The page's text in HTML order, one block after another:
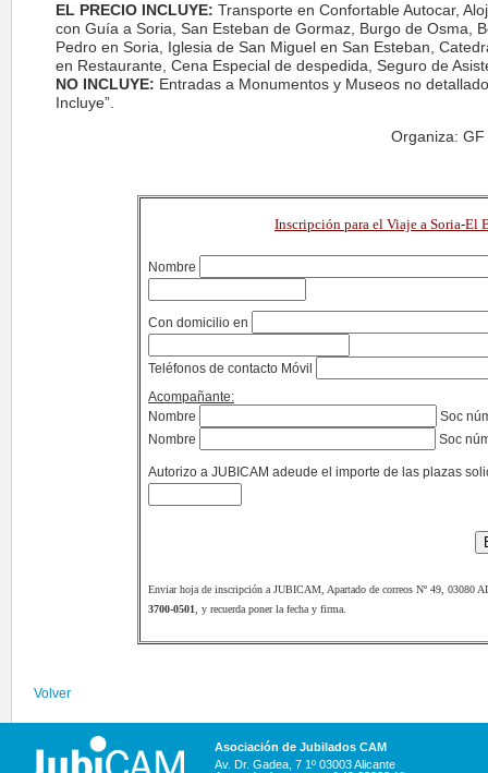
EL PRECIO INCLUYE: Transporte en Confortable Autocar,
con Guía a Soria, San Esteban de Gormaz, Burgo de Osma,
Pedro en Soria, Iglesia de San Miguel en San Esteban,
en Restaurante, Cena Especial de despedida, Seguro de
NO INCLUYE: Entradas a Monumentos y Museos no
Incluye”.
Organiza:
Inscripción para el Viaje a Soria-El
Nombre
Con domicilio en
Teléfonos de contacto Móvil
Acompañante:
Nombre
Soc
Nombre
Soc
Autorizo a JUBICAM adeude el importe de las plazas
Enviar hoja de inscripción a JUBICAM, Apartado de correos Nº 49,
3700-0501 , y recuerda poner la fecha y firma.
Volver
Asociación de Jubilados CAM
Av. Dr. Gadea, 7 1º 03003 Alicante